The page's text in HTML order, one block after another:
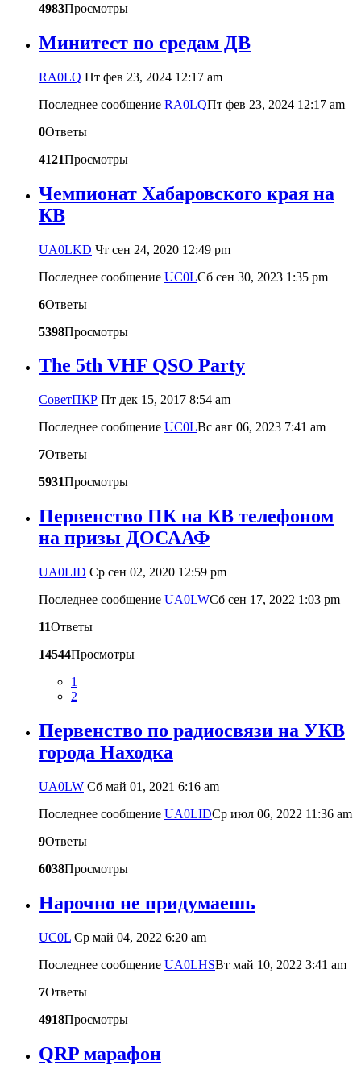
4983Просмотры
Минитест по средам ДВ
RA0LQ Пт фев 23, 2024 12:17 am
Последнее сообщение RA0LQПт фев 23, 2024 12:17 am
0Ответы
4121Просмотры
Чемпионат Хабаровского края на
КВ
UA0LKD Чт сен 24, 2020 12:49 pm
Последнее сообщение UC0LСб сен 30, 2023 1:35 pm
6Ответы
5398Просмотры
The 5th VHF QSO Party
CоветПКР Пт дек 15, 2017 8:54 am
Последнее сообщение UC0LВс авг 06, 2023 7:41 am
7Ответы
5931Просмотры
Первенство ПК на КВ телефоном
на призы ДОСААФ
UA0LID Ср сен 02, 2020 12:59 pm
Последнее сообщение UA0LWСб сен 17, 2022 1:03 pm
11Ответы
14544Просмотры
1
2
Первенство по радиосвязи на УКВ
города Находка
UA0LW Сб май 01, 2021 6:16 am
Последнее сообщение UA0LIDСр июл 06, 2022 11:36 am
9Ответы
6038Просмотры
Нарочно не придумаешь
UC0L Ср май 04, 2022 6:20 am
Последнее сообщение UA0LHSВт май 10, 2022 3:41 am
7Ответы
4918Просмотры
QRP марафон